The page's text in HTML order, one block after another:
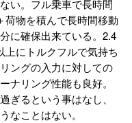
い。フル乗車で長時間
荷物を積んで長時間移動
に確保出来ている。2.4
上にトルクフルで気持ち
ングの入力に対しての
ナリング性能も良好。
ぎるという事はなし、
なことはない。